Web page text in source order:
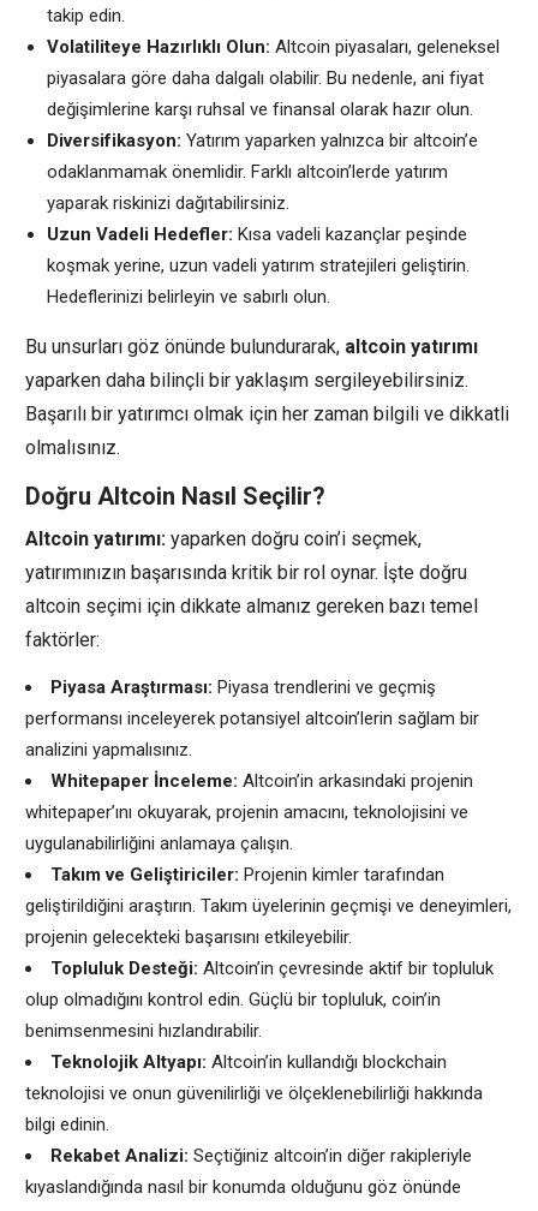
takip edin.
Volatiliteye Hazırlıklı Olun: Altcoin piyasaları, geleneksel
piyasalara göre daha dalgalı olabilir. Bu nedenle, ani fiyat
değişimlerine karşı ruhsal ve finansal olarak hazır olun.
Diversifikasyon: Yatırım yaparken yalnızca bir altcoin’e
odaklanmamak önemlidir. Farklı altcoin’lerde yatırım
yaparak riskinizi dağıtabilirsiniz.
Uzun Vadeli Hedefler: Kısa vadeli kazançlar peşinde
koşmak yerine, uzun vadeli yatırım stratejileri geliştirin.
Hedeflerinizi belirleyin ve sabırlı olun.
Bu unsurları göz önünde bulundurarak, altcoin yatırımı
yaparken daha bilinçli bir yaklaşım sergileyebilirsiniz.
Başarılı bir yatırımcı olmak için her zaman bilgili ve dikkatli
olmalısınız.
Doğru Altcoin Nasıl Seçilir?
Altcoin yatırımı: yaparken doğru coin’i seçmek,
yatırımınızın başarısında kritik bir rol oynar. İşte doğru
altcoin seçimi için dikkate almanız gereken bazı temel
faktörler:
Piyasa Araştırması: Piyasa trendlerini ve geçmiş
performansı inceleyerek potansiyel altcoin’lerin sağlam bir
analizini yapmalısınız.
Whitepaper İnceleme: Altcoin’in arkasındaki projenin
whitepaper’ını okuyarak, projenin amacını, teknolojisini ve
uygulanabilirliğini anlamaya çalışın.
Takım ve Geliştiriciler: Projenin kimler tarafından
geliştirildiğini araştırın. Takım üyelerinin geçmişi ve deneyimleri,
projenin gelecekteki başarısını etkileyebilir.
Topluluk Desteği: Altcoin’in çevresinde aktif bir topluluk
olup olmadığını kontrol edin. Güçlü bir topluluk, coin’in
benimsenmesini hızlandırabilir.
Teknolojik Altyapı: Altcoin’in kullandığı blockchain
teknolojisi ve onun güvenilirliği ve ölçeklenebilirliği hakkında
bilgi edinin.
Rekabet Analizi: Seçtiğiniz altcoin’in diğer rakipleriyle
kıyaslandığında nasıl bir konumda olduğunu göz önünde